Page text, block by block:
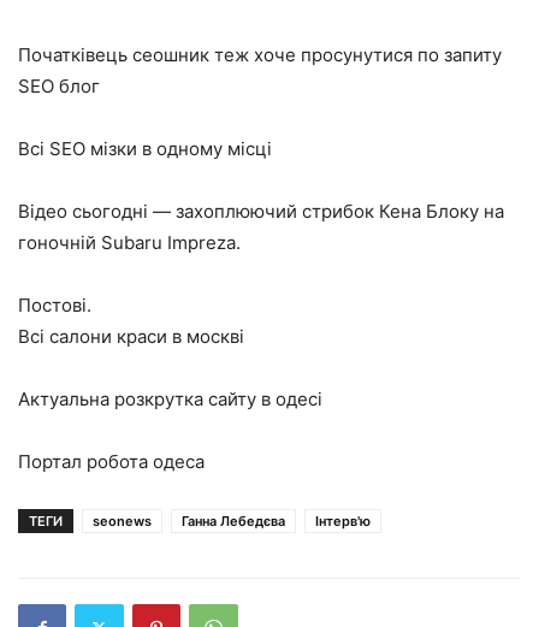
Початківець сеошник теж хоче просунутися по запиту
SEO блог
Всі SEO мізки в одному місці
Відео сьогодні — захоплюючий стрибок Кена Блоку на
гоночній Subaru Impreza.
Постові.
Всі салони краси в москві
Актуальна розкрутка сайту в одесі
Портал робота одеса
ТЕГИ seonews Ганна Лебедєва Інтерв'ю